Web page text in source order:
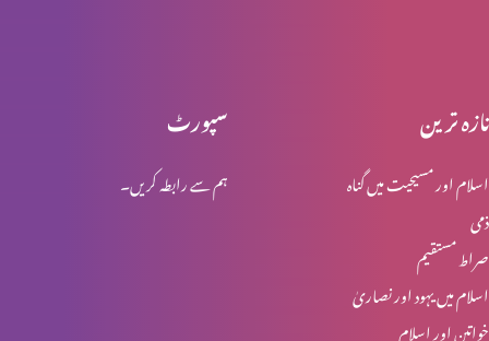
سپورٹ
ہم سے رابطہ کریں۔
تازہ ترین
اسلام اور مسیحیت میں گناہ
ذمی
صراط مستقیم
اسلام میں یہود اور نصاریٰ
خواتین اور اسلام